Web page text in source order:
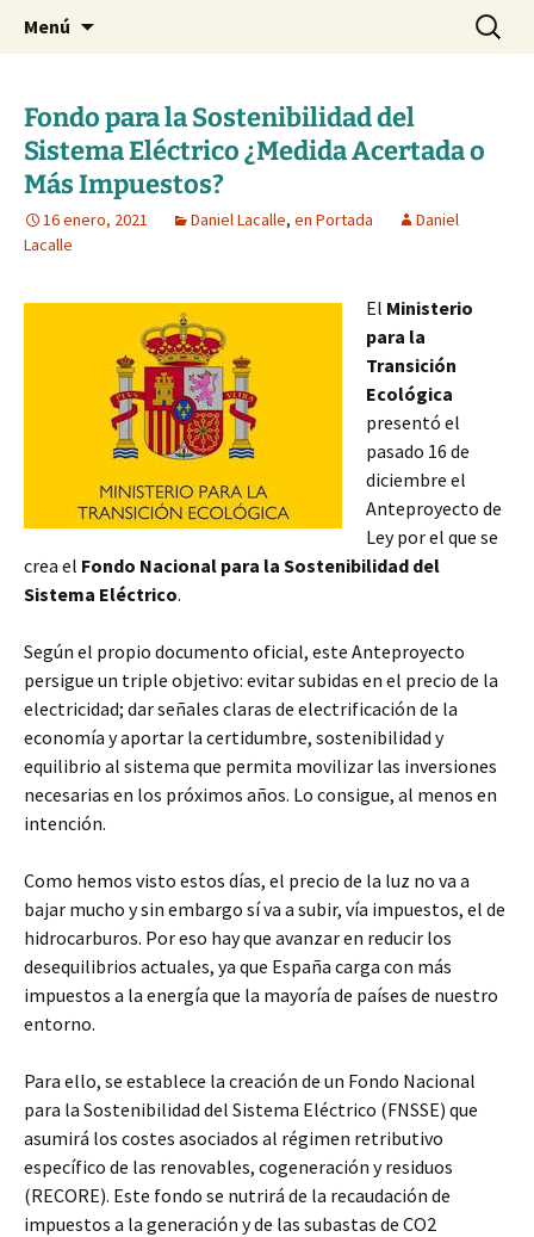
dlacalle.com
Blog de Daniel Lacalle
Menú Buscar:
Fondo para la Sostenibilidad del
Sistema Eléctrico ¿Medida Acertada o
Más Impuestos?
16 enero, 2021 Daniel Lacalle, en Portada
Daniel
Lacalle
El Ministerio
para la
Transición
Ecológica
presentó el
pasado 16 de
diciembre el
Anteproyecto de
Ley por el que se
crea el Fondo Nacional para la Sostenibilidad del
Sistema Eléctrico.
Según el propio documento oficial, este Anteproyecto
persigue un triple objetivo: evitar subidas en el precio de la
electricidad; dar señales claras de electrificación de la
economía y aportar la certidumbre, sostenibilidad y
equilibrio al sistema que permita movilizar las inversiones
necesarias en los próximos años. Lo consigue, al menos en
intención.
Como hemos visto estos días, el precio de la luz no va a
bajar mucho y sin embargo sí va a subir, vía impuestos, el de
hidrocarburos. Por eso hay que avanzar en reducir los
desequilibrios actuales, ya que España carga con más
impuestos a la energía que la mayoría de países de nuestro
entorno.
Para ello, se establece la creación de un Fondo Nacional
para la Sostenibilidad del Sistema Eléctrico (FNSSE) que
asumirá los costes asociados al régimen retributivo
específico de las renovables, cogeneración y residuos
(RECORE). Este fondo se nutrirá de la recaudación de
impuestos a la generación y de las subastas de CO2